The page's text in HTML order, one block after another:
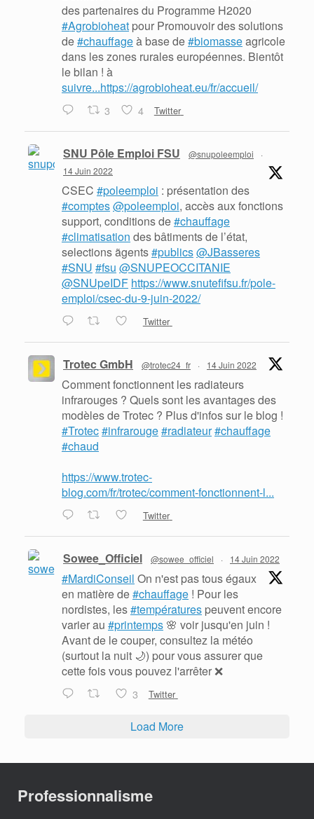
des partenaires du Programme H2020
#Agrobioheat pour Promouvoir des solutions
de#chauffageà base de#biomasseagricole
dans les zones rurales européennes. Bientôt
le bilan ! à
suivre...https://agrobioheat.eu/fr/accueil/
3 4 Twitter
SNU Pôle Emploi FSU @snupoleemploi
·
14 Juin 2022
CSEC #poleemploi : présentation des
#comptes@poleemploi, accès aux fonctions
support, conditions de#chauffage
#climatisation des bâtiments de l’état,
selections ãgents#publics@JBasseres
#SNU #fsu @SNUPEOCCITANIE
@SNUpeIDF https://www.snutefifsu.fr/pole-
emploi/csec-du-9-juin-2022/
Twitter
Trotec GmbH @trotec24_fr · 14 Juin 2022
Comment fonctionnent les radiateurs
infrarouges ? Quels sont les avantages des
modèles de Trotec ? Plus d'infos sur le blog !
#Trotec#infrarouge#radiateur#chauffage
#chaud
https://www.trotec-
blog.com/fr/trotec/comment-fonctionnent-l...
Twitter
Sowee_Officiel @sowee_officiel · 14 Juin 2022
#MardiConseil On n'est pas tous égaux
en matière de#chauffage ! Pour les
nordistes, les#températures peuvent encore
varier au #printemps 🌸 voir jusqu'en juin !
Avant de le couper, consultez la météo
(surtout la nuit 🌙) pour vous assurer que
cette fois vous pouvez l'arrêter ❌
3 Twitter
Load More
Professionnalisme